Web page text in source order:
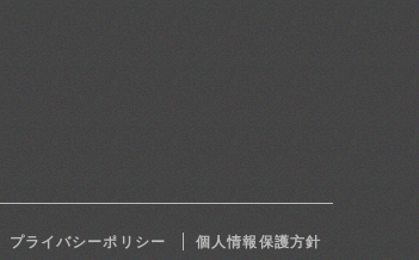
プライバシーポリシー 個人情報保護方針